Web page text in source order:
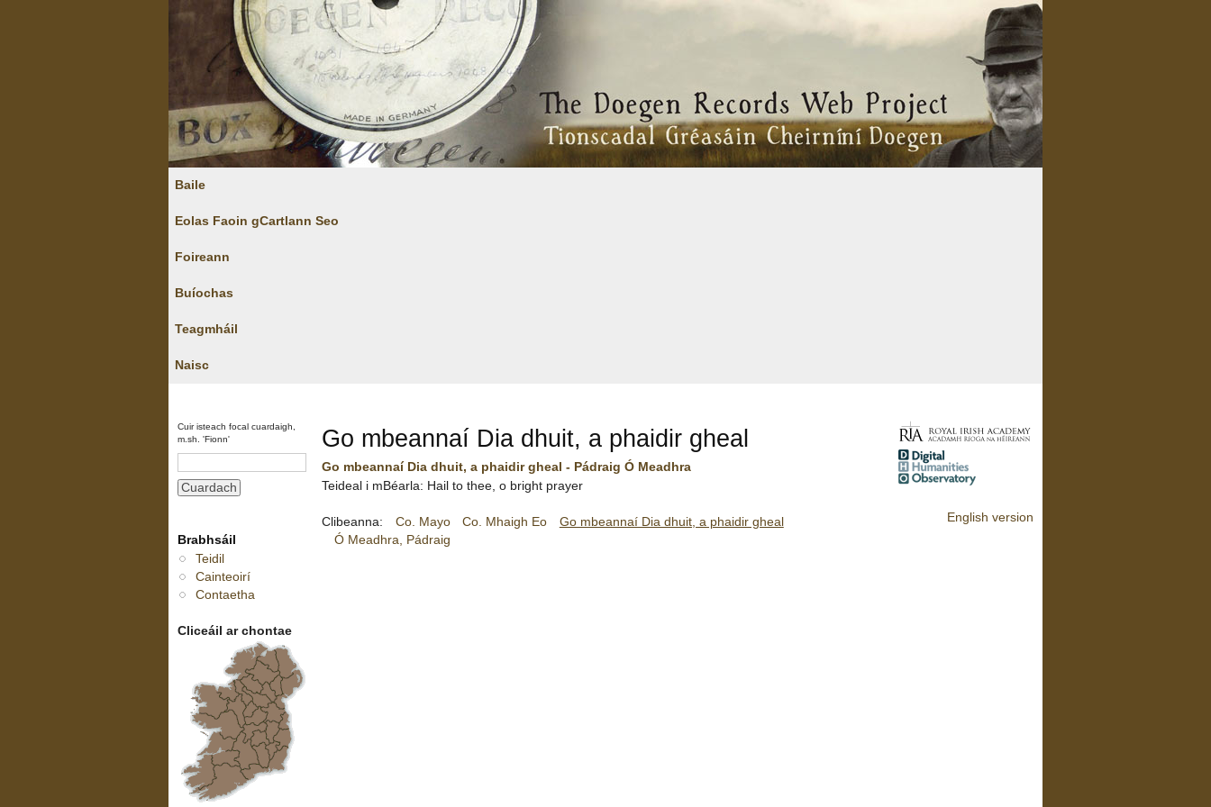
Baile
Eolas Faoin gCartlann Seo
Foireann
Buíochas
Teagmháil
Naisc
Cuir isteach focal cuardaigh,
m.sh. 'Fionn'
Brabhsáil
Teidil
Cainteoirí
Contaetha
Cliceáil ar chontae
Go mbeannaí Dia dhuit, a phaidir gheal
Go mbeannaí Dia dhuit, a phaidir gheal - Pádraig Ó Meadhra
Teideal i mBéarla: Hail to thee, o bright prayer
Clibeanna: Co. Mayo Co. Mhaigh Eo
Go mbeannaí Dia dhuit, a phaidir gheal
Ó Meadhra, Pádraig
English version